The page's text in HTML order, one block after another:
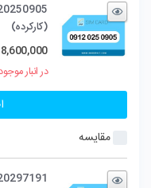
(کارکرده)
8,600,000
در انبار
مقایسه
09120297191 – سیم کارت